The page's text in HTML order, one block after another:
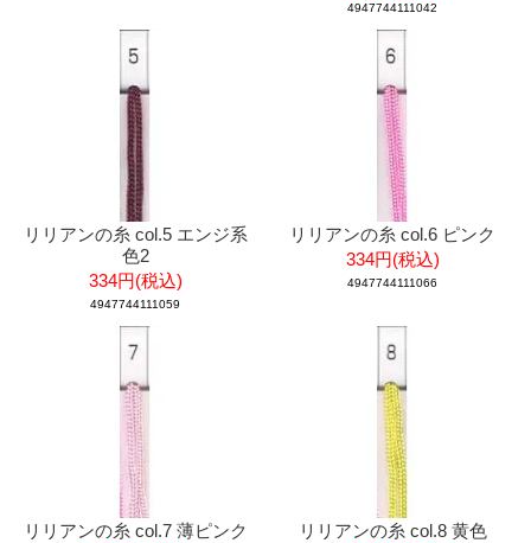
4947744111042
リリアンの糸 col.5 エンジ系
色2
334円(税込)
4947744111059
リリアンの糸 col.6 ピンク
334円(税込)
4947744111066
リリアンの糸 col.7 薄ピンク
リリアンの糸 col.8 黄色